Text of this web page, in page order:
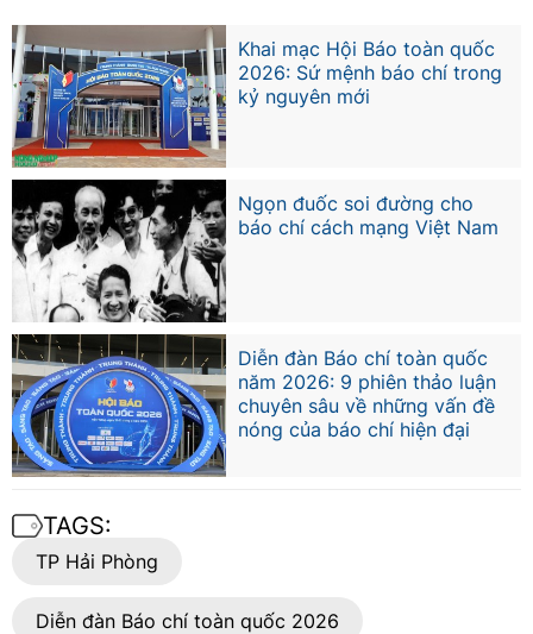
Khai mạc Hội Báo toàn quốc
2026: Sứ mệnh báo chí trong
kỷ nguyên mới
Ngọn đuốc soi đường cho
báo chí cách mạng Việt Nam
Diễn đàn Báo chí toàn quốc
năm 2026: 9 phiên thảo luận
chuyên sâu về những vấn đề
nóng của báo chí hiện đại
TAGS:
TP Hải Phòng
Diễn đàn Báo chí toàn quốc 2026